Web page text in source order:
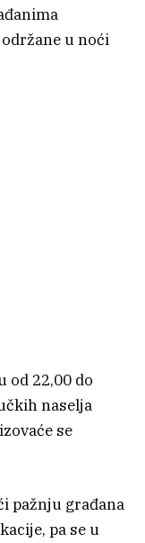
u noći
od 22,00 do
naselja
se
pažnju građana
pa se u